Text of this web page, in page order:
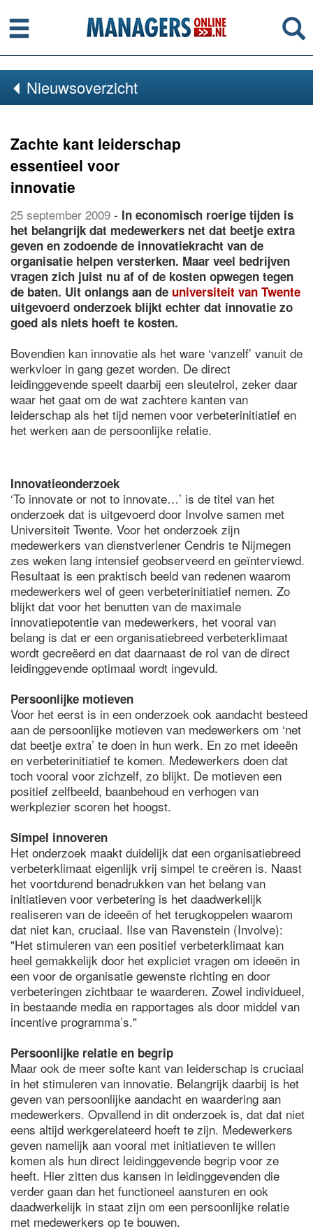
Menu
Nieuwsoverzicht
Zachte kant leiderschap
essentieel voor
innovatie
25 september 2009 - In economisch roerige tijden is
het belangrijk dat medewerkers net dat beetje extra
geven en zodoende de innovatiekracht van de
organisatie helpen versterken. Maar veel bedrijven
vragen zich juist nu af of de kosten opwegen tegen
de baten. Uit onlangs aan de universiteit van Twente
uitgevoerd onderzoek blijkt echter dat innovatie zo
goed als niets hoeft te kosten.
Bovendien kan innovatie als het ware ‘vanzelf’ vanuit de
werkvloer in gang gezet worden. De direct
leidinggevende speelt daarbij een sleutelrol, zeker daar
waar het gaat om de wat zachtere kanten van
leiderschap als het tijd nemen voor verbeterinitiatief en
het werken aan de persoonlijke relatie.
Innovatieonderzoek
‘To innovate or not to innovate…’ is de titel van het
onderzoek dat is uitgevoerd door Involve samen met
Universiteit Twente. Voor het onderzoek zijn
medewerkers van dienstverlener Cendris te Nijmegen
zes weken lang intensief geobserveerd en geïnterviewd.
Resultaat is een praktisch beeld van redenen waarom
medewerkers wel of geen verbeterinitiatief nemen. Zo
blijkt dat voor het benutten van de maximale
innovatiepotentie van medewerkers, het vooral van
belang is dat er een organisatiebreed verbeterklimaat
wordt gecreëerd en dat daarnaast de rol van de direct
leidinggevende optimaal wordt ingevuld.
Persoonlijke motieven
Voor het eerst is in een onderzoek ook aandacht besteed
aan de persoonlijke motieven van medewerkers om ‘net
dat beetje extra’ te doen in hun werk. En zo met ideeën
en verbeterinitiatief te komen. Medewerkers doen dat
toch vooral voor zichzelf, zo blijkt. De motieven een
positief zelfbeeld, baanbehoud en verhogen van
werkplezier scoren het hoogst.
Simpel innoveren
Het onderzoek maakt duidelijk dat een organisatiebreed
verbeterklimaat eigenlijk vrij simpel te creëren is. Naast
het voortdurend benadrukken van het belang van
initiatieven voor verbetering is het daadwerkelijk
realiseren van de ideeën of het terugkoppelen waarom
dat niet kan, cruciaal. Ilse van Ravenstein (Involve):
"Het stimuleren van een positief verbeterklimaat kan
heel gemakkelijk door het expliciet vragen om ideeën in
een voor de organisatie gewenste richting en door
verbeteringen zichtbaar te waarderen. Zowel individueel,
in bestaande media en rapportages als door middel van
incentive programma’s."
Persoonlijke relatie en begrip
Maar ook de meer softe kant van leiderschap is cruciaal
in het stimuleren van innovatie. Belangrijk daarbij is het
geven van persoonlijke aandacht en waardering aan
medewerkers. Opvallend in dit onderzoek is, dat dat niet
eens altijd werkgerelateerd hoeft te zijn. Medewerkers
geven namelijk aan vooral met initiatieven te willen
komen als hun direct leidinggevende begrip voor ze
heeft. Hier zitten dus kansen in leidinggevenden die
verder gaan dan het functioneel aansturen en ook
daadwerkelijk in staat zijn om een persoonlijke relatie
met medewerkers op te bouwen.